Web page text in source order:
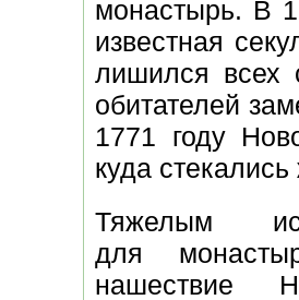
монастырь. В
известная
лишился всех
обитателей
1771 году
куда
Тяжелым
для
нашествие